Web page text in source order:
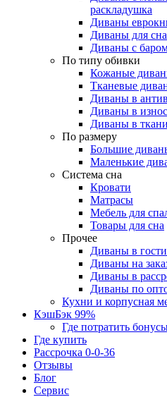
раскладушка
Диваны
Диваны для сна
Диваны с
По типу обивки
Кожаные
Тканевые
Диваны в
Диваны в
Диваны в
По размеру
Большие
Маленькие
Система сна
Кровати
Матрасы
Мебель для
Товары для сна
Прочее
Диваны в
Диваны на
Диваны в
Диваны по
Кухни и корпусная
КэшБэк 99%
Где потратить
Где купить
Рассрочка 0-0-36
Отзывы
Блог
Сервис